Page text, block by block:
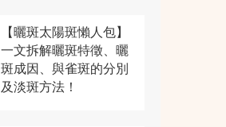
【曬斑太陽斑懶人包】
一文拆解曬斑特徵、曬
斑成因、與雀斑的分別
及淡斑方法！